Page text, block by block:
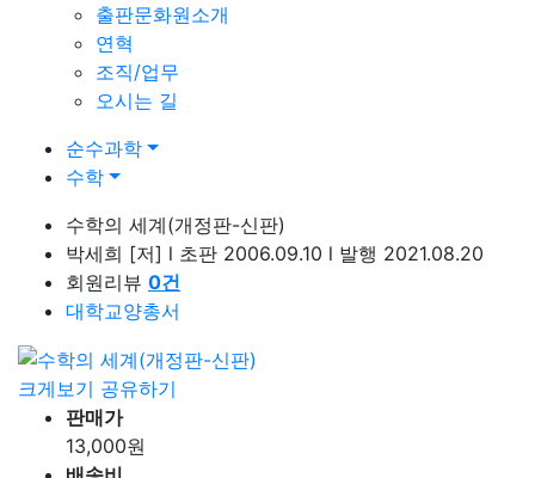
출판문화원소개
연혁
조직/업무
오시는 길
순수과학
수학
수학의 세계(개정판-신판)
박세희 [저] l 초판 2006.09.10 l 발행 2021.08.20
회원리뷰 0건
대학교양총서
크게보기 공유하기
판매가
13,000원